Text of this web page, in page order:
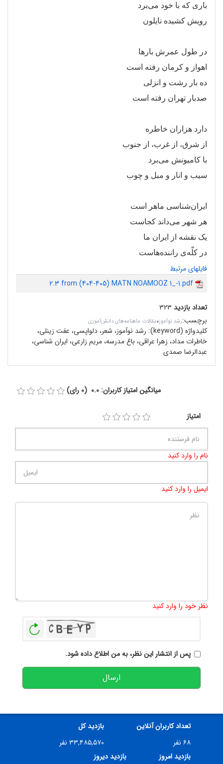
باری که با خود میبرد
رویش کشیده نایلون
در طول عمرش بارها
اهواز و کرمان رفته است
ده بار رشت و انزلی
صدبار تهران رفته است
دارد هزاران خاطره
از شرق، از غرب، از جنوب
با کامیونش میبرد
سیب و انار و مبل و چوب
ایرانشناسی ماهر است
هر شهر میداند کجاست
یک نقشه از ایران ما
در کلّهی رانندههاست
فایلهای مرتبط
2.3 from (404-405) MATN NOAMOOZ 1_-1.pdf
تعداد بازدید ۳۲۳
برچسب:رشد نوآموز،مقالات ماهنامه‌های دانش‌آموزی
کلیدواژه (keyword):
رشد نوآموز، شعر، دلواپسی، عفت زینلی،
خاطرات مداد، زهرا عراقی، باغ مدرسه، مریم زارعی، ایران شناسی،
عبدالرضا صمدی
میانگین امتیاز کاربران: 0.0 (0 رای)
امتیاز
نام را وارد کنید
ایمیل را وارد کنید
نظر خود را وارد کنید
پس از انتشار این نظر، به من اطلاع داده شود.
ارسال
تعداد کاربران آنلاین
۶۸ نفر
بازدید کل
۳۳,۴۸۵,۵۷۰ نفر
بازدید امروز
بازدید دیروز